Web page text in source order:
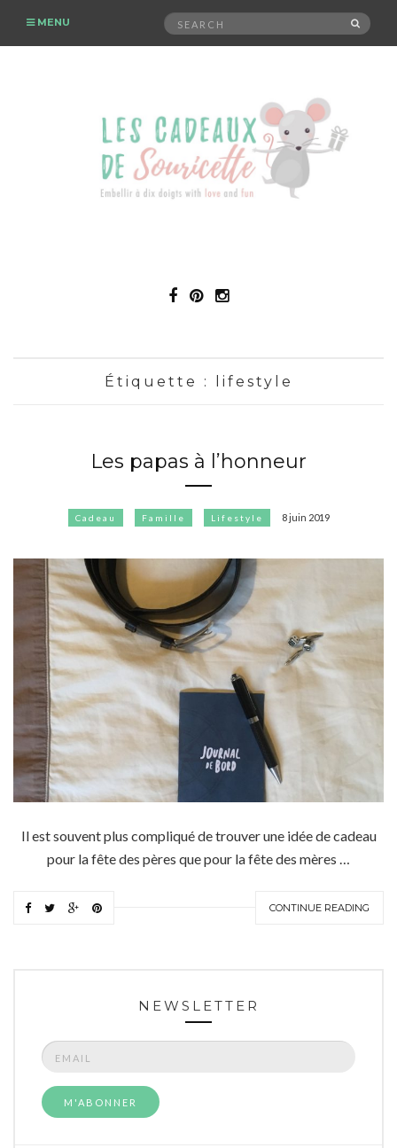
MENU
Search
for:
Étiquette : lifestyle
Les papas à l’honneur
Cadeau Famille Lifestyle 8 juin 2019
Il est souvent plus compliqué de trouver une idée de cadeau
pour la fête des pères que pour la fête des mères …
CONTINUE READING
NEWSLETTER